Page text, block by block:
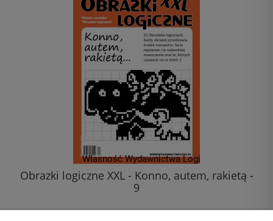
Obrazki logiczne XXL - Konno, autem, rakietą -
9